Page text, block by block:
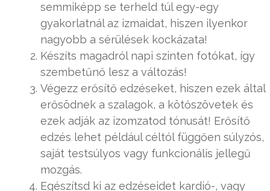
semmiképp se terheld túl egy-egy
gyakorlatnál az izmaidat, hiszen ilyenkor
nagyobb a sérülések kockázata!
Készíts magadról napi szinten fotókat, így
szembetűnő lesz a változás!
Végezz erősítő edzéseket, hiszen ezek által
erősödnek a szalagok, a kötőszövetek és
ezek adják az izomzatod tónusát! Erősítő
edzés lehet például céltól függően súlyzós,
saját testsúlyos vagy funkcionális jellegű
mozgás.
Egészítsd ki az edzéseidet kardió-, vagy